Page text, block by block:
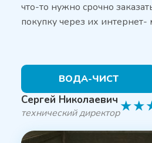
что-то нужно срочно
покупку через их
ВОДА-ЧИСТ
Сергей Николаевич
технический директор★★